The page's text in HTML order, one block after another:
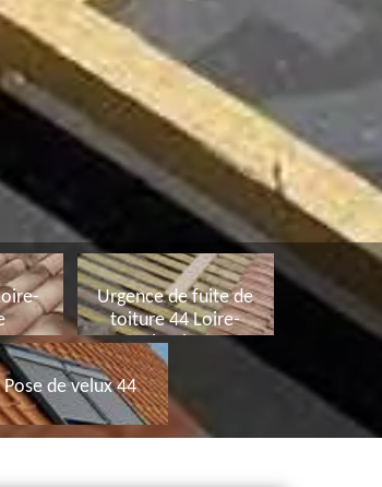
Urgence de fuite de
toiture 44 Loire-
Atlantique
Pose de velux 44